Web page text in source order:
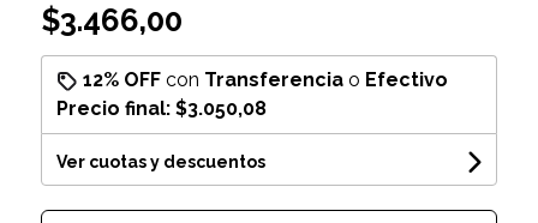
$3.466,00
12% OFFcon Transferenciao Efectivo
Precio final: $3.050,08
Ver cuotas y descuentos